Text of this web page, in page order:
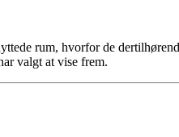
rum, hvorfor de
valgt at vise frem.